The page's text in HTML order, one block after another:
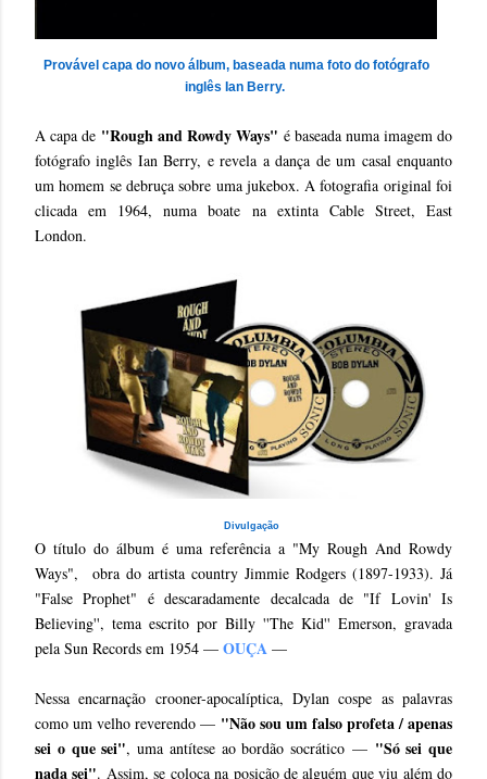
Provável capa do novo álbum, baseada numa foto do fotógrafo
inglês Ian Berry.
A capa de "Rough and Rowdy Ways" é baseada numa imagem do
fotógrafo inglês Ian Berry, e revela a dança de um casal enquanto
um homem se debruça sobre uma jukebox. A fotografia original foi
clicada em 1964, numa boate na extinta Cable Street, East
London.
Divulgação
O título do álbum é uma referência a "My Rough And Rowdy
Ways", obra do artista country Jimmie Rodgers (1897-1933). Já
"False Prophet" é descaradamente decalcada de "If Lovin' Is
Believing'', tema escrito por Billy ''The Kid'' Emerson, gravada
pela Sun Records em 1954 — OUÇA —
Nessa encarnação crooner-apocalíptica, Dylan cospe as palavras
como um velho reverendo — "Não sou um falso profeta / apenas
sei o que sei", uma antítese ao bordão socrático — "Só sei que
nada sei". Assim, se coloca na posição de alguém que viu além do